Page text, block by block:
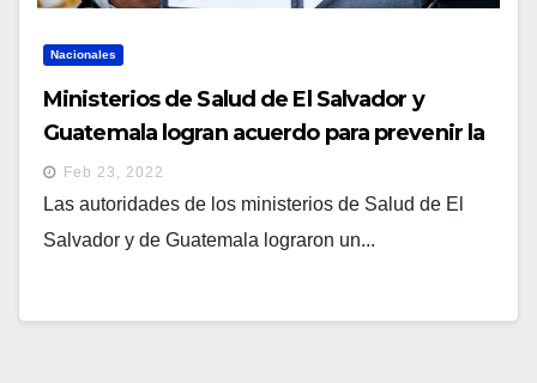
Nacionales
Ministerios de Salud de El Salvador y
Guatemala logran acuerdo para prevenir la
malaria
Feb 23, 2022
Las autoridades de los ministerios de Salud de El
Salvador y de Guatemala lograron un...